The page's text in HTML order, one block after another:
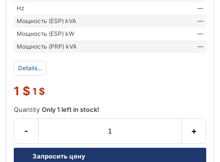
Hz
—
Мощность (ESP) kVA
—
Мощность (ESP) kW
—
Мощность (PRP) kVA
—
Details...
1 $ 1 $
Quantity Only 1 left in stock!
- +
Запросить цену